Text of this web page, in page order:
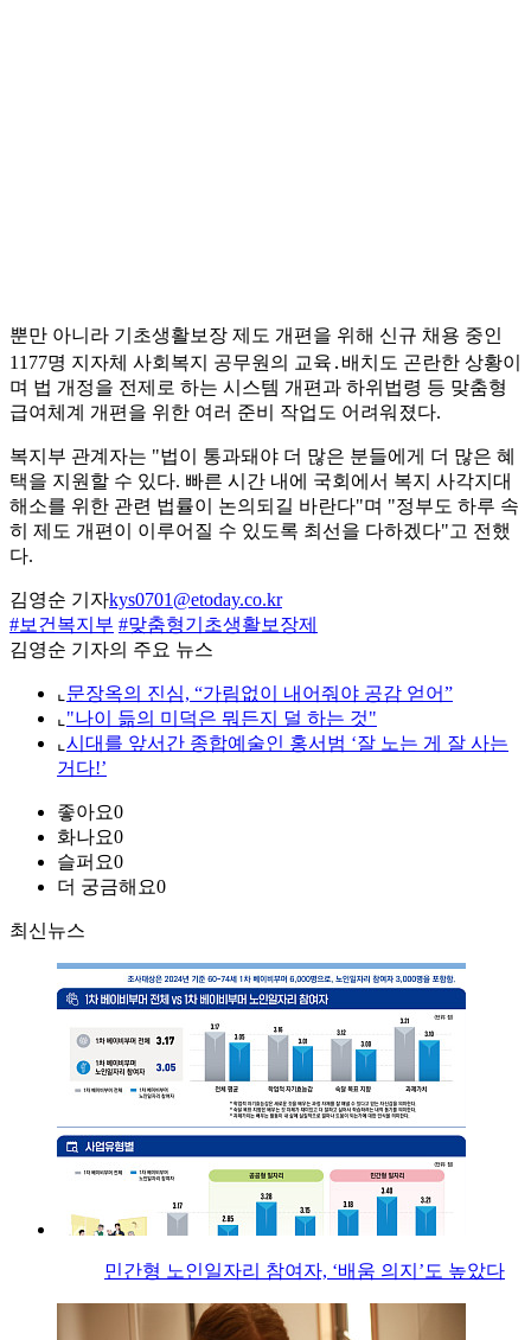
뿐만 아니라 기초생활보장 제도 개편을 위해 신규 채용 중인
1177명 지자체 사회복지 공무원의 교육․배치도 곤란한 상황이
며 법 개정을 전제로 하는 시스템 개편과 하위법령 등 맞춤형
급여체계 개편을 위한 여러 준비 작업도 어려워졌다.
복지부 관계자는 "법이 통과돼야 더 많은 분들에게 더 많은 혜
택을 지원할 수 있다. 빠른 시간 내에 국회에서 복지 사각지대
해소를 위한 관련 법률이 논의되길 바란다"며 "정부도 하루 속
히 제도 개편이 이루어질 수 있도록 최선을 다하겠다"고 전했
다.
김영순 기자kys0701@etoday.co.kr
#보건복지부 #맞춤형기초생활보장제
김영순 기자의 주요 뉴스
⌞ 문장옥의 진심, “가림없이 내어줘야 공감 얻어”
⌞ "나이 듦의 미덕은 뭐든지 덜 하는 것"
⌞ 시대를 앞서간 종합예술인 홍서범 ‘잘 노는 게 잘 사는
거다!’
좋아요0
화나요0
슬퍼요0
더 궁금해요0
최신뉴스
민간형 노인일자리 참여자, ‘배움 의지’도 높았다